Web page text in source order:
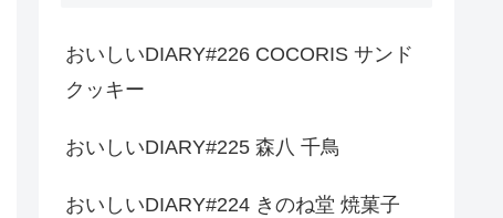
おいしいDIARY#226 COCORIS サンド
クッキー
おいしいDIARY#225 森八 千鳥
おいしいDIARY#224 きのね堂 焼菓子